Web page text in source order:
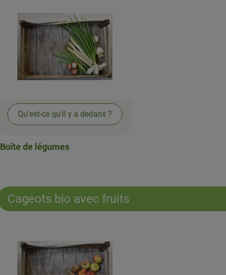
Qu'est-ce qu'il y a dedans ?
Boîte de légumes
Cageots bio avec fruits